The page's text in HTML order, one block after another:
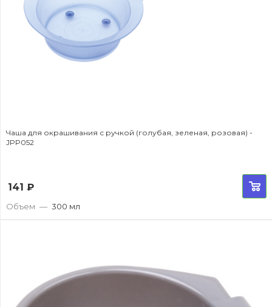
Чаша для окрашивания с ручкой (голубая, зеленая, розовая) -
JPP052
141 ₽
Объем — 300 мл